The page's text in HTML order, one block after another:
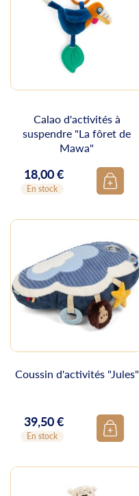
Calao d'activités à
suspendre "La fôret de
Mawa"
Prix
18,00 €
En stock
Coussin d'activités "Jules"
Prix
39,50 €
En stock